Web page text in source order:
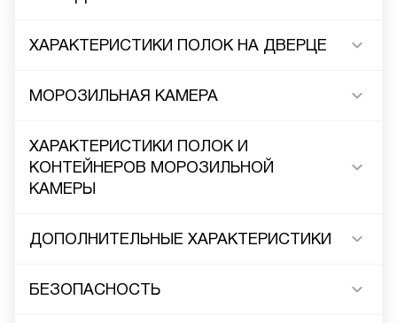
ХАРАКТЕРИСТИКИ ПОЛОК НА ДВЕРЦЕ
МОРОЗИЛЬНАЯ КАМЕРА
ХАРАКТЕРИСТИКИ ПОЛОК И
КОНТЕЙНЕРОВ МОРОЗИЛЬНОЙ
КАМЕРЫ
ДОПОЛНИТЕЛЬНЫЕ ХАРАКТЕРИСТИКИ
БЕЗОПАСНОСТЬ